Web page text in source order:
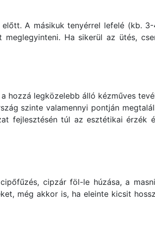
A másikuk tenyérrel lefelé (kb.
Ha sikerül az ütés,
hozzá legközelebb álló kézműves
szinte valamennyi pontján
fejlesztésén túl az esztétikai érzék
cipzár föl-le húzása, a
még akkor is, ha eleinte kicsit